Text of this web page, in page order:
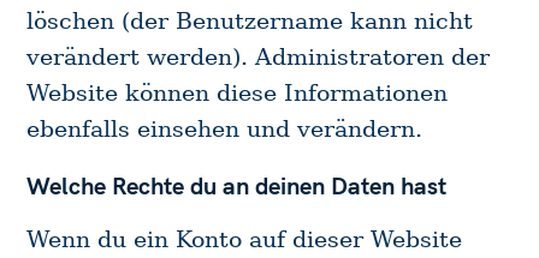
löschen (der Benutzername kann nicht
verändert werden). Administratoren der
Website können diese Informationen
ebenfalls einsehen und verändern.
Welche Rechte du an deinen Daten hast
Wenn du ein Konto auf dieser Website